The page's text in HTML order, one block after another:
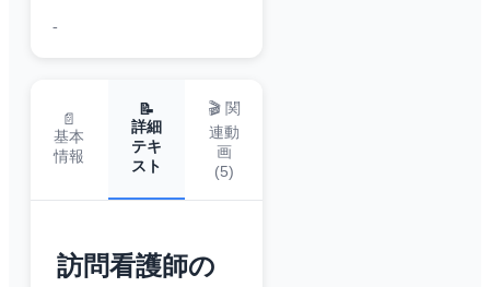
-
📄
基本
情報
📝
詳細
テキ
スト
🎬 関
連動
画
(5)
訪問看護師の